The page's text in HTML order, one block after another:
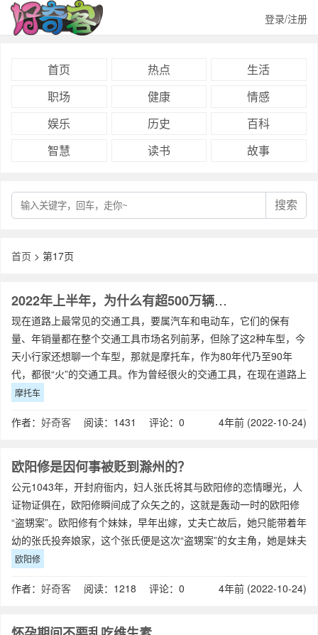
登录/注册
首页 热点
生活
职场
健康
情感
娱乐
历史
百科
智慧
读书 故事
搜索
首页 > 第17页
2022年上半年，为什么有超500万辆新注册登记摩托车？
现在道路上最常见的交通工具，要属汽车和电动车，它们的保有
量、年销量都在整个交通工具市场名列前茅，但除了这2种车型，今
天小行家还想聊一个车型，那就是摩托车，作为80年代乃至90年
代，都很“火”的交通工具。作为曾经很火的交通工具，在现在道路上
鲜少能够见到，造成这种情况的因素
摩托车
作者： 好奇客 阅读：1431 评论：0 4年前 (2022-10-24)
欧阳修是因何事被贬到滁州的？
公元1043年，开封府衙内，妇人张氏‬将其‬与‬欧阳修‬的恋情‬曝光‬，人
证物证‬俱在‬，欧阳修瞬间‬成了‬众矢之的‬，这就是轰动一时的欧阳修
“盗甥案”。欧阳修有个妹妹，早年出嫁，丈夫亡故后，她只能带着年
幼的张氏投奔娘家，这个张氏便是这次“盗甥案”的女主角，她是妹夫
与前
欧阳修
作者： 好奇客 阅读：1218 评论：0 4年前 (2022-10-24)